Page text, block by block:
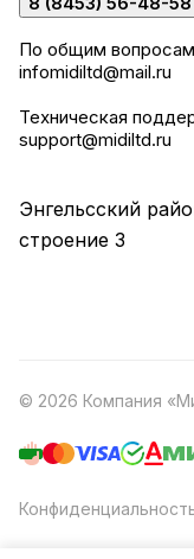
По общим вопросам
infomidiltd@mail.ru
Техническая
support@midiltd.ru
Энгельсский
строение 3
© 2026 Компания